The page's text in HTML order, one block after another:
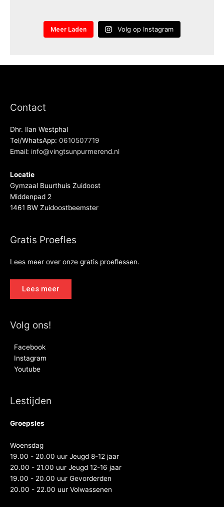
Meer Laden Volg op Instagram
Contact
Dhr. Ilan Westphal
Tel/WhatsApp: 0610507719
Email: info@vingtsunpurmerend.nl
Locatie
Gymzaal Buurthuis Zuidoost
Middenpad 2
1461 BW Zuidoostbeemster
Gratis Proefles
Lees meer over onze gratis proeflessen.
Lees meer
Volg ons!
Facebook
Instagram
Youtube
Lestijden
Groepsles
Woensdag
19.00 - 20.00 uur Jeugd 8-12 jaar
20.00 - 21.00 uur Jeugd 12-16 jaar
19.00 - 20.00 uur Gevorderden
20.00 - 22.00 uur Volwassenen